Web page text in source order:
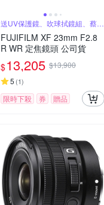
送UV保護鏡、吹球拭鏡組、蔡司
拭鏡紙
FUJIFILM XF 23mm F2.8
R WR 定焦鏡頭 公司貨
$13,205 $13,900
5 (1)
限時下殺 券 贈品